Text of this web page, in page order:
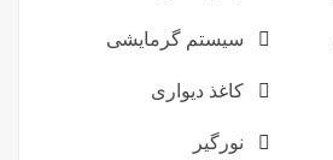
سیستم گرمایشی
کاغذ دیواری
نورگیر